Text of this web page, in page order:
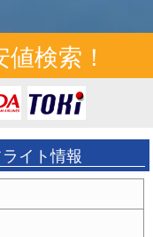
検索！
イト情報